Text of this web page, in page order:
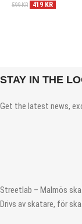
599KR 419 KR
STAY IN THE
Get the latest news,
Streetlab – Malmös
Drivs av skatare, för